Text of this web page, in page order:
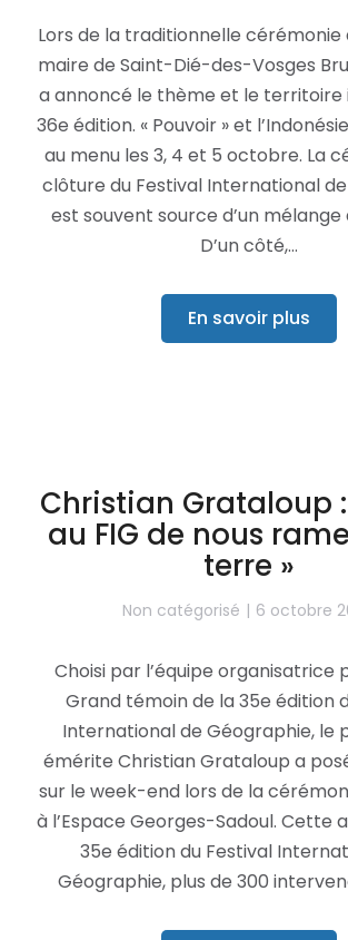
Lors de la traditionnelle cérémonie
maire de Saint-Dié-des-Vosges
a annoncé le thème et le territoire
36e édition. « Pouvoir » et
au menu les 3, 4 et 5 octobre. La
clôture du Festival International
est souvent source d’un mélange
D’un côté,…
En savoir plus
Christian Grataloup
au FIG de nous
terre »
Non catégorisé 6 octobre
Choisi par l’équipe organisatrice
Grand témoin de la 35e édition
International de Géographie, le
émérite Christian Grataloup a
sur le week-end lors de la
à l’Espace Georges-Sadoul. Cette
35e édition du Festival
Géographie, plus de 300